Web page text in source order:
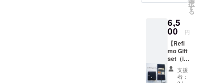
は、
「OK
フール
ス紙」
心地よ
い滑ら
かな書
き心
むほど
に味わ
いとツ
ヤが増
してい
きま
す。
ホック
いた方
のお名
前（イ
ニシャ
ル）を
記入さ
せて頂
きま
（B6サ
下敷き
兼留め
具付き
とお礼
のメッ
セージ
②こど
も達へ
択
す
る
6,5
00 円
【Refi
mo Gift
set（in
digo
DENIM
支援
者：